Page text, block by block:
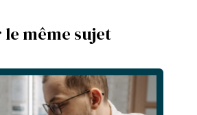
le même sujet